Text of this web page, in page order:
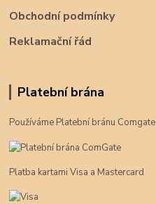
Obchodní podmínky
Reklamační řád
Platební brána
Používáme Platební bránu Comgate
Platba kartami Visa a Mastercard